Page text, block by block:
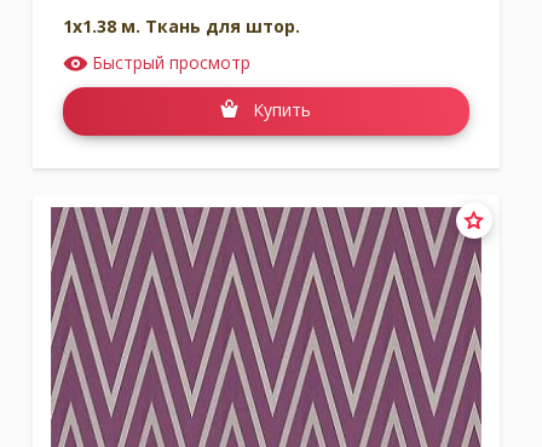
1x1.38 м. Ткань для штор.
Быстрый просмотр
Купить